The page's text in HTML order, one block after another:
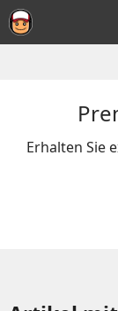
Erhalten Sie